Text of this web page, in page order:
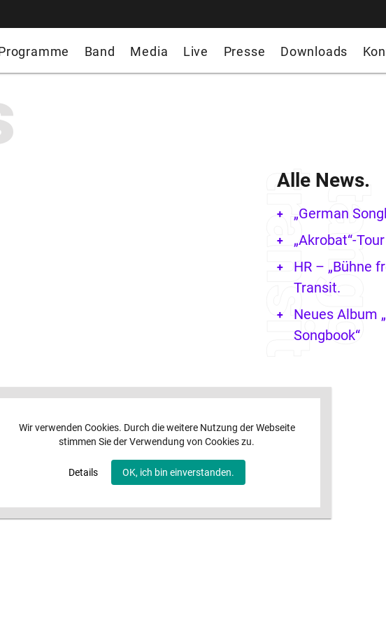
Band Media Live Presse Downloads
Wir verwenden Cookies. Durch die weitere Nutzung der Webseite
stimmen Sie der Verwendung von Cookies zu.
Details OK, ich bin einverstanden.
Alle News.
„German
„Akrobat“-
HR – „Bühne
Transit.
Neues Album
Songbook“